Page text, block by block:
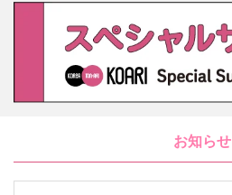
お知らせ